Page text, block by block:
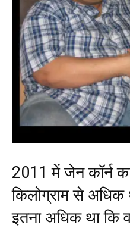
2011 में जेन कॉर्न
किलोग्राम से अधिक
इतना अधिक था कि